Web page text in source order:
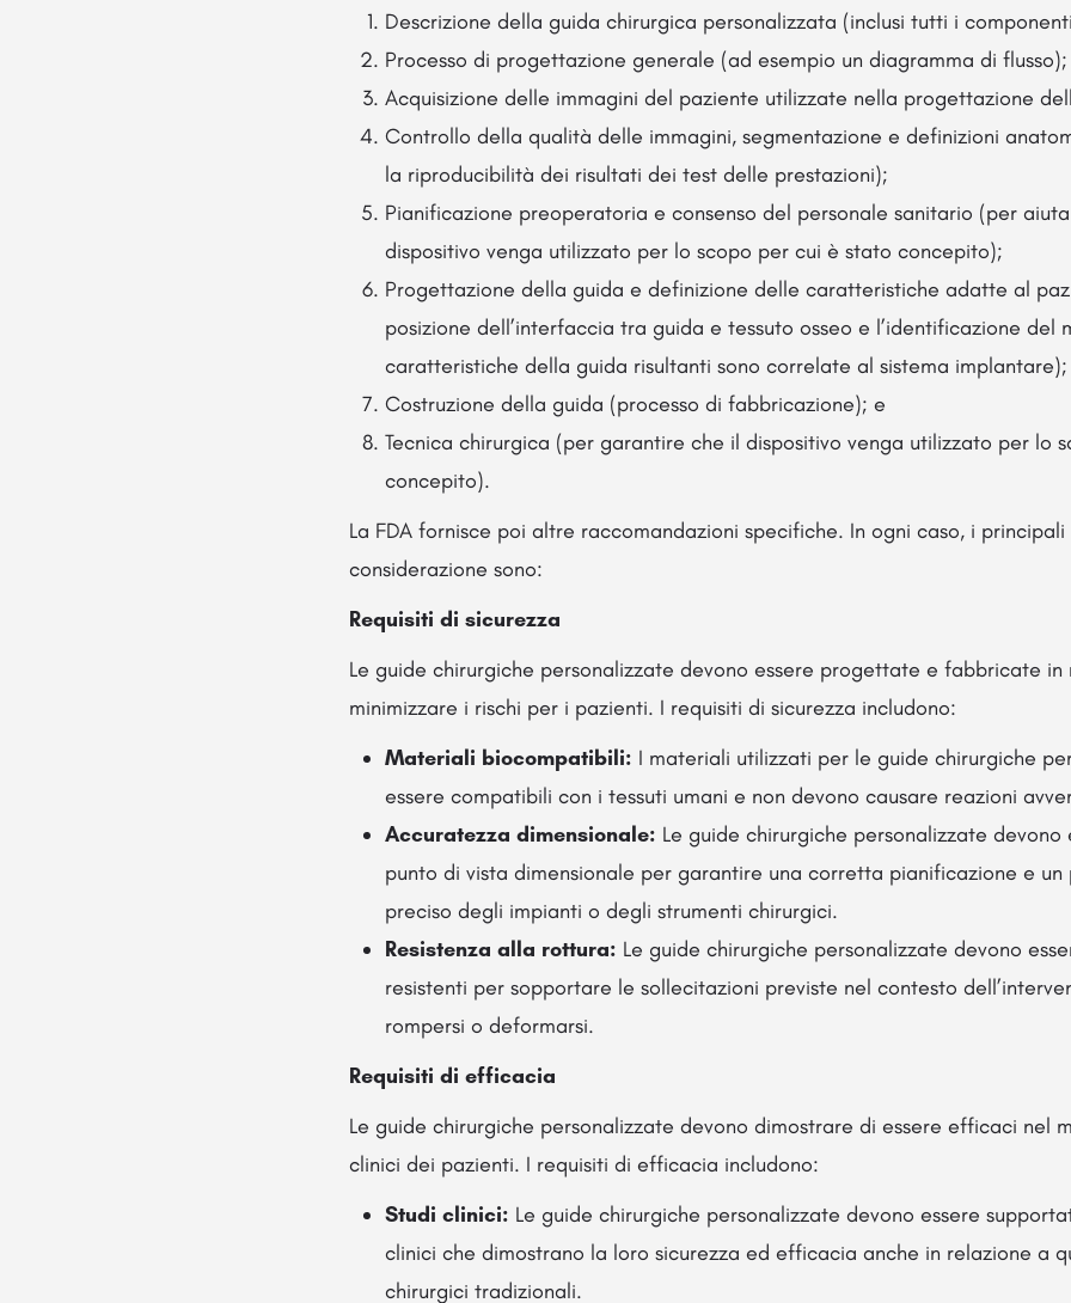
Descrizione della guida chirurgica personalizzata (inclusi tutti i
Processo di progettazione generale (ad esempio un diagramma di flusso);
Acquisizione delle immagini del paziente utilizzate nella progettazione
Controllo della qualità delle immagini, segmentazione e definizioni
la riproducibilità dei risultati dei test delle prestazioni);
Pianificazione preoperatoria e consenso del personale sanitario (per
dispositivo venga utilizzato per lo scopo per cui è stato concepito);
Progettazione della guida e definizione delle caratteristiche adatte al
posizione dell’interfaccia tra guida e tessuto osseo e l’identificazione del
caratteristiche della guida risultanti sono correlate al sistema implantare);
Costruzione della guida (processo di fabbricazione); e
Tecnica chirurgica (per garantire che il dispositivo venga utilizzato per lo
concepito).
La FDA fornisce poi altre raccomandazioni specifiche. In ogni caso, i
considerazione sono:
Requisiti di sicurezza
Le guide chirurgiche personalizzate devono essere progettate e fabbricate in
minimizzare i rischi per i pazienti. I requisiti di sicurezza includono:
Materiali biocompatibili: I materiali utilizzati per le guide chirurgiche
essere compatibili con i tessuti umani e non devono causare reazioni
Accuratezza dimensionale: Le guide chirurgiche personalizzate
punto di vista dimensionale per garantire una corretta pianificazione e un
preciso degli impianti o degli strumenti chirurgici.
Resistenza alla rottura: Le guide chirurgiche personalizzate devono
resistenti per sopportare le sollecitazioni previste nel contesto
rompersi o deformarsi.
Requisiti di efficacia
Le guide chirurgiche personalizzate devono dimostrare di essere efficaci nel
clinici dei pazienti. I requisiti di efficacia includono:
Studi clinici: Le guide chirurgiche personalizzate devono essere
clinici che dimostrano la loro sicurezza ed efficacia anche in relazione a
chirurgici tradizionali.